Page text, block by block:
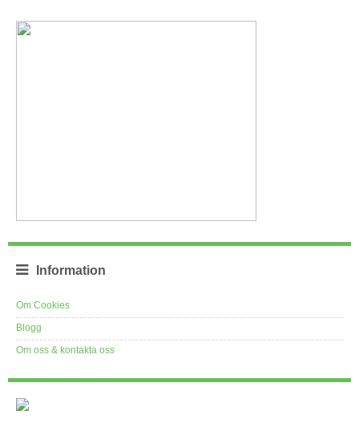
Information
Om Cookies
Blogg
Om oss & kontakta oss